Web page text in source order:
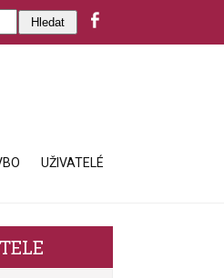
UŽIVATELÉ